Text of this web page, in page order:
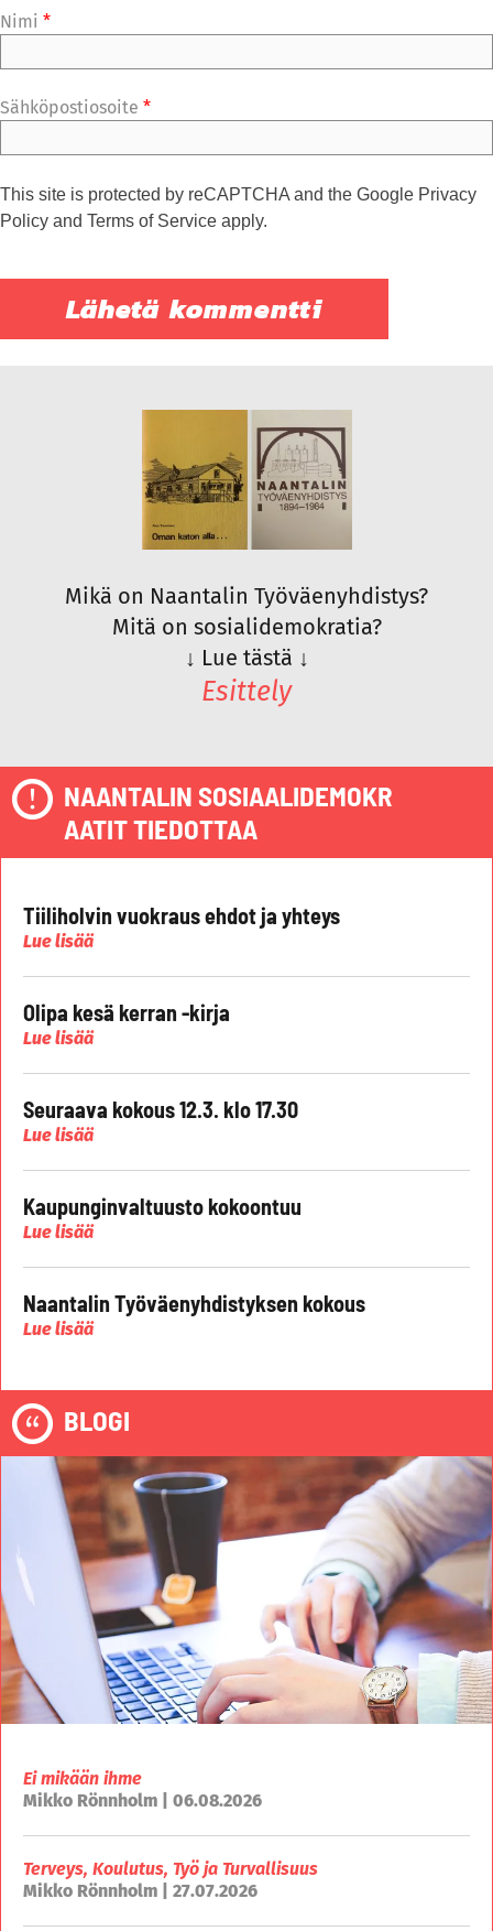
Nimi *
Sähköpostiosoite *
This site is protected by reCAPTCHA and the Google Privacy
Policy and Terms of Service apply.
Mikä on Naantalin Työväenyhdistys?
Mitä on sosialidemokratia?
↓ Lue tästä ↓
Esittely
NAANTALIN SOSIAALIDEMOKR
AATIT TIEDOTTAA
Tiiliholvin vuokraus ehdot ja yhteys
Lue lisää
Olipa kesä kerran -kirja
Lue lisää
Seuraava kokous 12.3. klo 17.30
Lue lisää
Kaupunginvaltuusto kokoontuu
Lue lisää
Naantalin Työväenyhdistyksen kokous
Lue lisää
BLOGI
Ei mikään ihme
Mikko Rönnholm | 06.08.2026
Terveys, Koulutus, Työ ja Turvallisuus
Mikko Rönnholm | 27.07.2026